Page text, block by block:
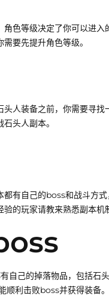
色等级决定了你可以进
要先提升角色等级。
人装备之前，你需要寻找
头人副本。
有自己的boss和战斗方
的玩家请教来熟悉副本机
自己的掉落物品，包括石
利击败boss并获得装备。